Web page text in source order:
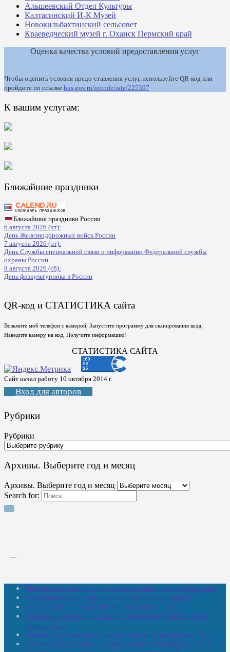
Альшеевский Отдел Культуры
Калтасинский И-К Музей
Новокильбахтинский сельсовет
Краеведческий музей г. Оханск Пермский край
Оценка качества условий предоставления услуг
Чтобы оценить условия предо-ставления услуг, используйте QR-код или
пройдите по ссылке bus.gov.ru/qrcode/rate/225397
К вашим услугам:
Ближайшие праздники
Ближайшие праздники России
6 августа 2026 (чт):
День Железнодорожных войск России
7 августа 2026 (пт):
День Службы специальной связи и информации Федеральной службы
охраны России
8 августа 2026 (сб):
День физкультурника в России
QR-код и СТАТИСТИКА сайта
Возьмите моб телефон с камерой, Запустите программу для сканирования кода,
Наведите камеру на код, Получите информацию!
СТАТИСТИКА САЙТА
Сайт начал работу 10 октября 2014 г.
Вход для авторов
Рубрики
Рубрики
Архивы. Выберите год и месяц
Архивы. Выберите год и месяц
Search for:
Межпоселенческая центральная районная библиотека
Амзибашевская сельская библиотека-филиал № 1
Бабаевская сельская библиотека-филиал № 2
Большекачаковская сельская модельная библиотека-
филиал № 7
Большекуразовская сельская библиотека-филиал № 3
Верхнетыхтемская сельская библиотека-филиал № 15